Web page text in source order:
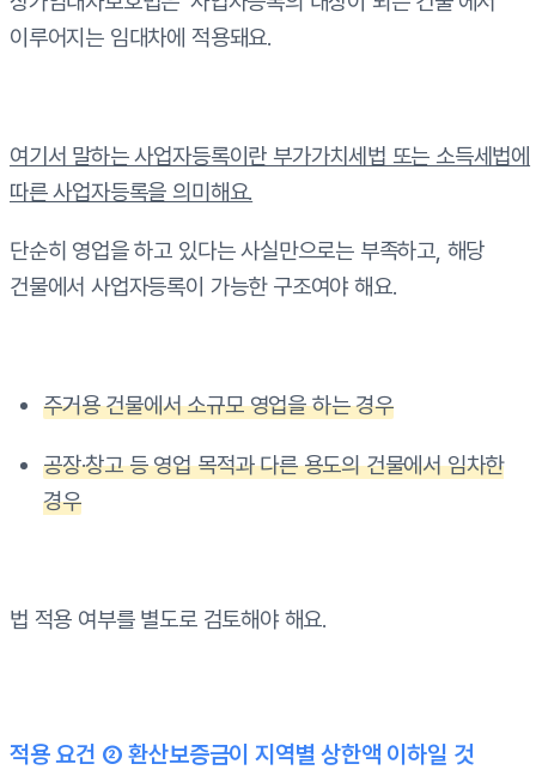
이루어지는 임대차에 적용돼요.
여기서 말하는 사업자등록이란 부가가치세법 또는 소득세법에
따른 사업자등록을 의미해요.
단순히 영업을 하고 있다는 사실만으로는 부족하고, 해당
건물에서 사업자등록이 가능한 구조여야 해요.
주거용 건물에서 소규모 영업을 하는 경우
공장·창고 등 영업 목적과 다른 용도의 건물에서 임차한
경우
법 적용 여부를 별도로 검토해야 해요.
적용 요건 ② 환산보증금이 지역별 상한액 이하일 것